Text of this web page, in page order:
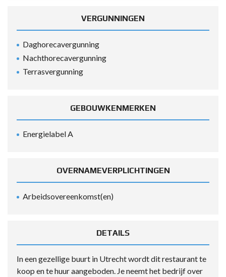
VERGUNNINGEN
Daghorecavergunning
Nachthorecavergunning
Terrasvergunning
GEBOUWKENMERKEN
Energielabel A
OVERNAMEVERPLICHTINGEN
Arbeidsovereenkomst(en)
DETAILS
In een gezellige buurt in Utrecht wordt dit restaurant te
koop en te huur aangeboden. Je neemt het bedrijf over